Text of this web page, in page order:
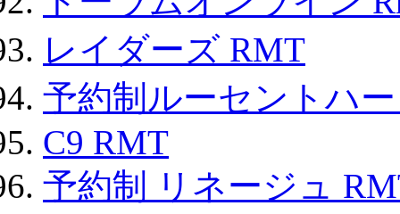
レイダーズ RMT
予約制ルーセントハ
C9 RMT
予約制 リネージュ